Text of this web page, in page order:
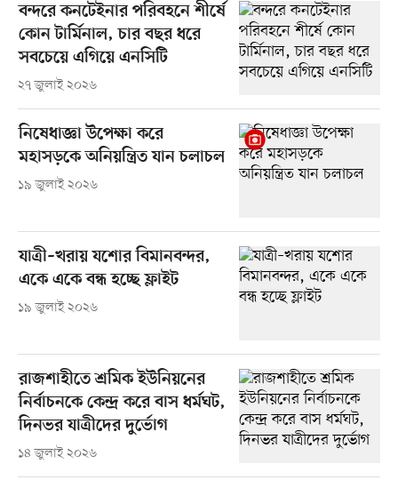
বন্দরে কনটেইনার পরিবহনে শীর্ষে
কোন টার্মিনাল, চার বছর ধরে
সবচেয়ে এগিয়ে এনসিটি
২৭ জুলাই ২০২৬
নিষেধাজ্ঞা উপেক্ষা করে
মহাসড়কে অনিয়ন্ত্রিত যান চলাচল
১৯ জুলাই ২০২৬
যাত্রী–খরায় যশোর বিমানবন্দর,
একে একে বন্ধ হচ্ছে ফ্লাইট
১৯ জুলাই ২০২৬
রাজশাহীতে শ্রমিক ইউনিয়নের
নির্বাচনকে কেন্দ্র করে বাস ধর্মঘট,
দিনভর যাত্রীদের দুর্ভোগ
১৪ জুলাই ২০২৬